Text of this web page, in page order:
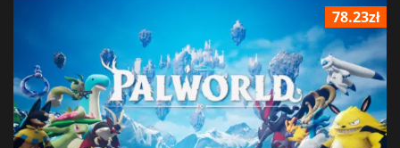
78.23zł